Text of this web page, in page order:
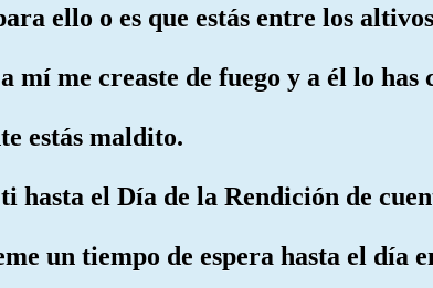
ello o es que estás entre los
mí me creaste de fuego y a él lo has
estás maldito.
hasta el Día de la Rendición de
un tiempo de espera hasta el día